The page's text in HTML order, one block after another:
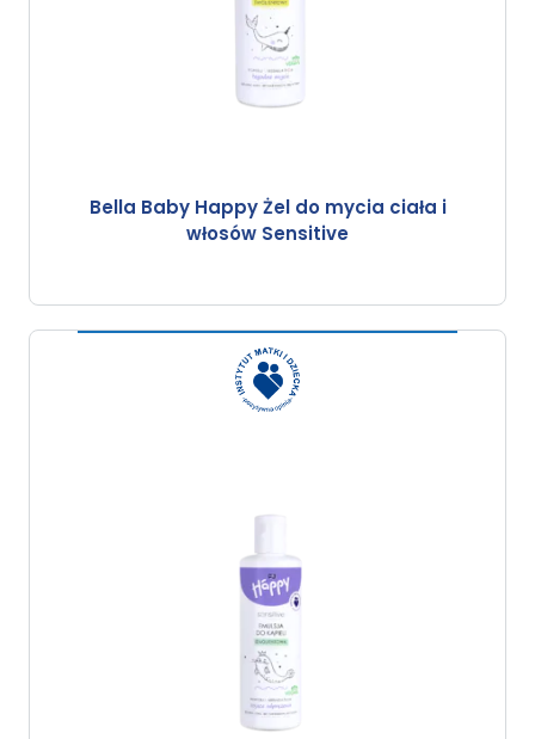
Bella Baby Happy Żel do mycia ciała i
włosów Sensitive